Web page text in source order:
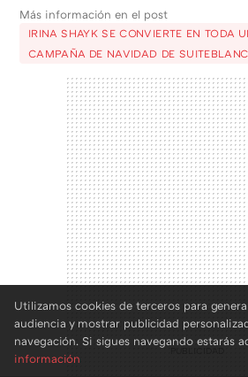
Más información en el post
IRINA SHAYK SE CONVIERTE EN TODA
CAMPAÑA DE NAVIDAD DE
Utilizamos cookies de terceros para
audiencia y mostrar publicidad
navegación. Si sigues navegando estarás
información